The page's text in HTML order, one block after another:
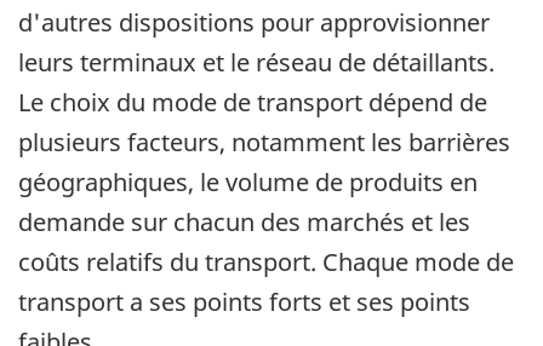
d'autres dispositions pour approvisionner
leurs terminaux et le réseau de détaillants.
Le choix du mode de transport dépend de
plusieurs facteurs, notamment les barrières
géographiques, le volume de produits en
demande sur chacun des marchés et les
coûts relatifs du transport. Chaque mode de
transport a ses points forts et ses points